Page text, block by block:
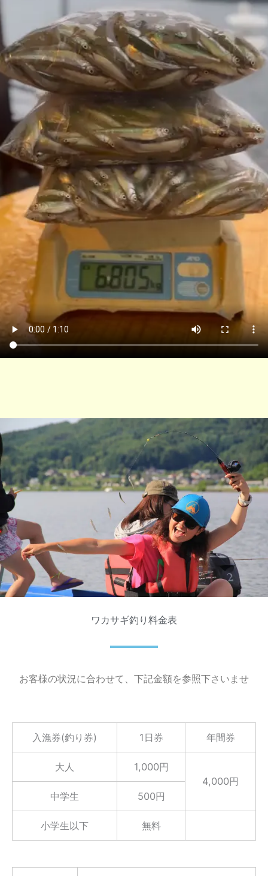
ワカサギ釣り料金表
お客様の状況に合わせて、下記金額を参照下さいませ
入漁券(釣り券) 1日券 年間券
大人
1,000円
4,000円
中学生
500円
小学生以下 無料